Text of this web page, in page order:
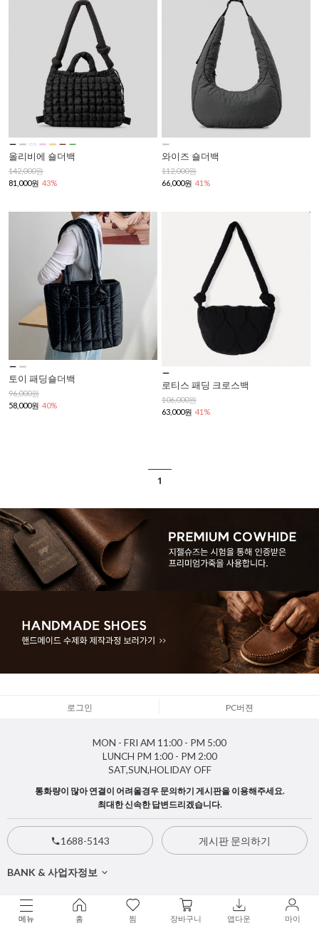
올리비에 숄더백
142,000원
81,000원 43%
와이즈 숄더백
112,000원
66,000원 41%
토이 패딩숄더백
96,000원
58,000원 40%
로티스 패딩 크로스백
106,000원
63,000원 41%
1
메뉴 홈 찜 장바구니 앱다운 마이
로그인 PC버젼
MON - FRI AM 11:00 - PM 5:00
LUNCH PM 1:00 - PM 2:00
SAT,SUN,HOLIDAYOFF
통화량이 많아 연결이 어려울경우 문의하기 게시판을 이용해주세요.
최대한 신속한 답변드리겠습니다.
1688-5143 게시판 문의하기
BANK & 사업자정보
Copyright주식회사지젤 . All rights reserved. Designed by zizhel.co.kr